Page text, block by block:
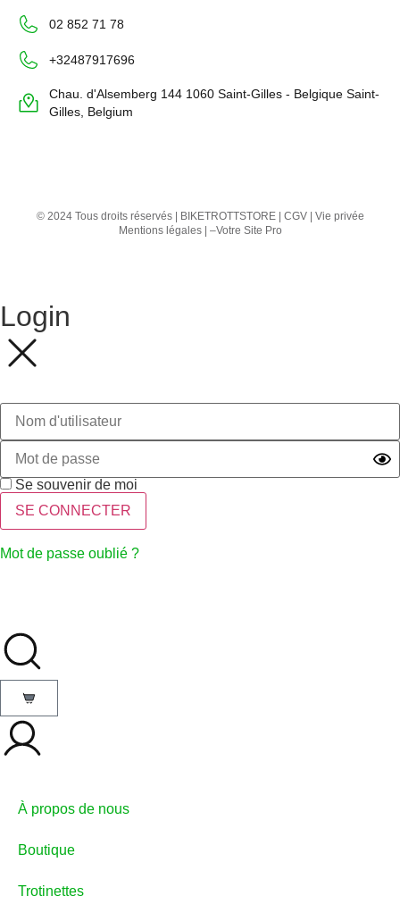
02 852 71 78
+32487917696
Chau. d'Alsemberg 144 1060 Saint-Gilles - Belgique Saint-
Gilles, Belgium
© 2024 Tous droits réservés | BIKETROTTSTORE | CGV| Vie privée
Mentions légales| –Votre Site Pro
Login
Se souvenir de moi
Mot de passe oublié ?
À propos de nous
Boutique
Trotinettes